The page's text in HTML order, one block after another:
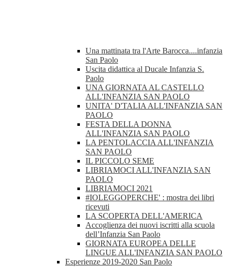
Una mattinata tra l'Arte Barocca....infanzia
San Paolo
Uscita didattica al Ducale Infanzia S.
Paolo
UNA GIORNATA AL CASTELLO
ALL'INFANZIA SAN PAOLO
UNITA' D'TALIA ALL'INFANZIA SAN
PAOLO
FESTA DELLA DONNA
ALL'INFANZIA SAN PAOLO
LA PENTOLACCIA ALL'INFANZIA
SAN PAOLO
IL PICCOLO SEME
LIBRIAMOCI ALL'INFANZIA SAN
PAOLO
LIBRIAMOCI 2021
#IOLEGGOPERCHE' : mostra dei libri
ricevuti
LA SCOPERTA DELL'AMERICA
Accoglienza dei nuovi iscritti alla scuola
dell’Infanzia San Paolo
GIORNATA EUROPEA DELLE
LINGUE ALL'INFANZIA SAN PAOLO
Esperienze 2019-2020 San Paolo